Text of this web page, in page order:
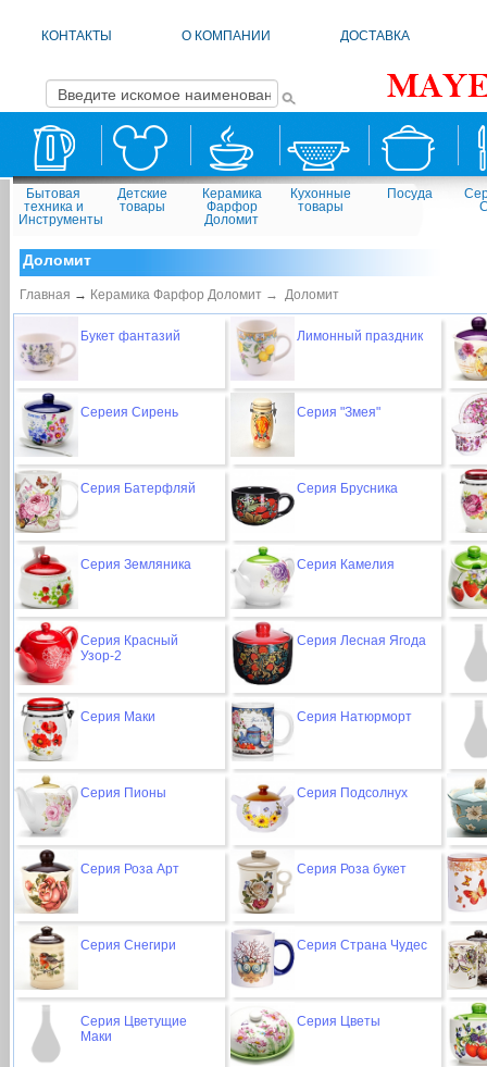
КОНТАКТЫ О КОМПАНИИ ДОСТАВКА
Бытовая
техника и
Инструменты
Детские
товары
Керамика
Фарфор
Доломит
Кухонные
товары
Посуда
Доломит
Главная → Керамика Фарфор Доломит → Доломит
Букет фантазий Лимонный праздник
Сереия Сирень Серия "Змея"
Серия Батерфляй Серия Брусника
Серия Земляника Серия Камелия
Серия Красный
Узор-2
Серия Лесная Ягода
Серия Маки Серия Натюрморт
Серия Пионы Серия Подсолнух
Серия Роза Арт Серия Роза букет
Серия Снегири Серия Страна Чудес
Серия Цветущие
Маки
Серия Цветы